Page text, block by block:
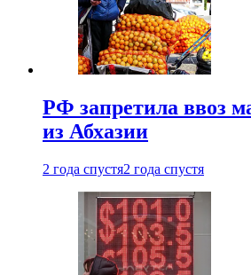
РФ запретила ввоз
из Абхазии
2 года спустя2 года спустя